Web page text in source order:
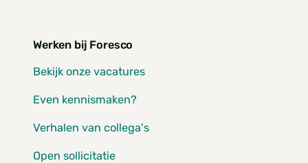
Werken bij Foresco
Bekijk onze vacatures
Even kennismaken?
Verhalen van collega's
Open sollicitatie